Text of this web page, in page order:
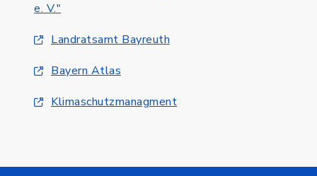
e. V."
Landratsamt Bayreuth
Bayern Atlas
Klimaschutzmanagment